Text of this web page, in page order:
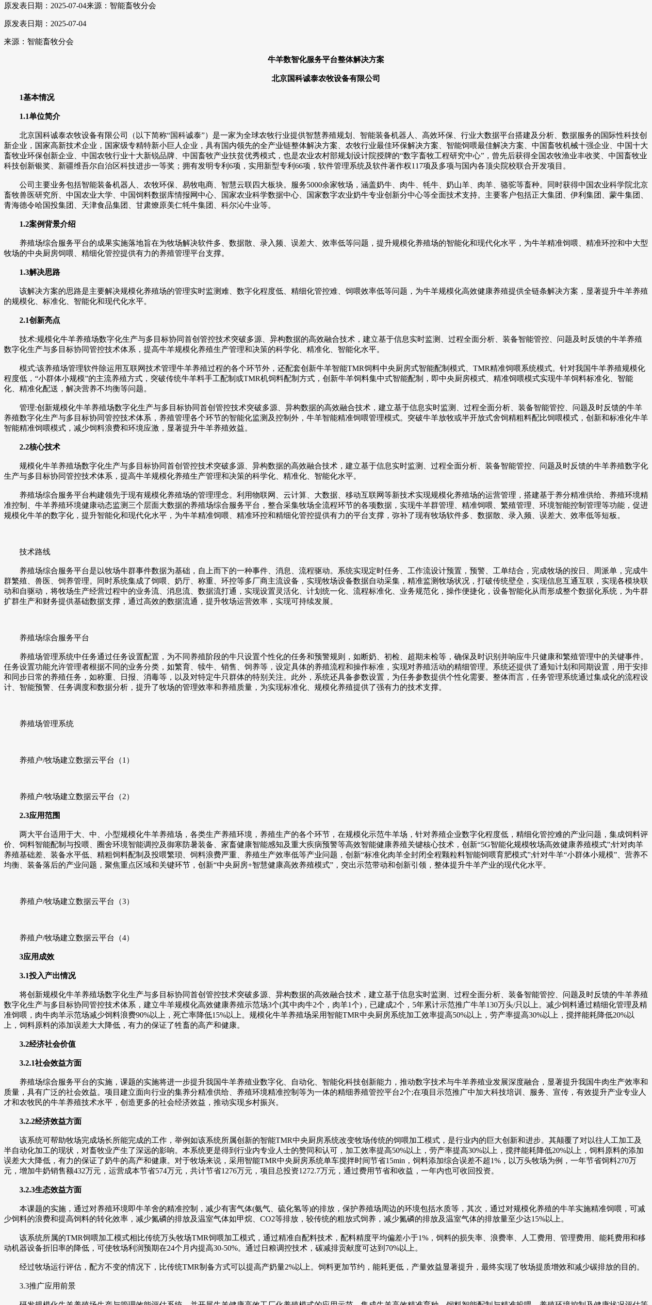
原发表日期：2025-07-04来源：智能畜牧分会
原发表日期：2025-07-04
来源：智能畜牧分会
牛羊数智化服务平台整体解决方案
北京国科诚泰农牧设备有限公司
1基本情况
1.1单位简介
北京国科诚泰农牧设备有限公司（以下简称“国科诚泰”）是一家为全球农牧行业提供智慧养殖规划、智能装备机器人、高效环保、行业大数据平台搭建及分析、数据服务的国际性科技创
新企业，国家高新技术企业，国家级专精特新小巨人企业，具有国内领先的全产业链整体解决方案、农牧行业最佳环保解决方案、智能饲喂最佳解决方案、中国畜牧机械十强企业、中国十大
畜牧业环保创新企业、中国农牧行业十大新锐品牌、中国畜牧产业扶贫优秀模式，也是农业农村部规划设计院授牌的“数字畜牧工程研究中心”，曾先后获得全国农牧渔业丰收奖、中国畜牧业
科技创新银奖、新疆维吾尔自治区科技进步一等奖；拥有发明专利6项，实用新型专利66项，软件管理系统及软件著作权117项及多项与国内各顶尖院校联合开发项目。
公司主要业务包括智能装备机器人、农牧环保、易牧电商、智慧云联四大板块。服务5000余家牧场，涵盖奶牛、肉牛、牦牛、奶山羊、肉羊、骆驼等畜种。同时获得中国农业科学院北京
畜牧兽医研究所、中国农业大学、中国饲料数据库情报网中心、国家农业科学数据中心、国家数字农业奶牛专业创新分中心等全面技术支持。主要客户包括正大集团、伊利集团、蒙牛集团、
青海德令哈国投集团、天津食品集团、甘肃燎原美仁牦牛集团、科尔沁牛业等。
1.2案例背景介绍
养殖场综合服务平台的成果实施落地旨在为牧场解决软件多、数据散、录入频、误差大、效率低等问题，提升规模化养殖场的智能化和现代化水平，为牛羊精准饲喂、精准环控和中大型
牧场的中央厨房饲喂、精细化管控提供有力的养殖管理平台支撑。
1.3解决思路
该解决方案的思路是主要解决规模化养殖场的管理实时监测难、数字化程度低、精细化管控难、饲喂效率低等问题，为牛羊规模化高效健康养殖提供全链条解决方案，显著提升牛羊养殖
的规模化、标准化、智能化和现代化水平。
2.1创新亮点
技术:规模化牛羊养殖场数字化生产与多目标协同首创管控技术突破多源、异构数据的高效融合技术，建立基于信息实时监测、过程全面分析、装备智能管控、问题及时反馈的牛羊养殖
数字化生产与多目标协同管控技术体系，提高牛羊规模化养殖生产管理和决策的科学化、精准化、智能化水平。
模式:该养殖场管理软件除运用互联网技术管理牛羊养殖过程的各个环节外，还配套创新牛羊智能TMR饲料中央厨房式智能配制模式、TMR精准饲喂系统模式。针对我国牛羊养殖规模化
程度低，“小群体小规模”的主流养殖方式，突破传统牛羊料手工配制或TMR机饲料配制方式，创新牛羊饲料集中式智能配制，即中央厨房模式、精准饲喂模式实现牛羊饲料标准化、智能
化、精准化配送，解决营养不均衡等问题。
管理:创新规模化牛羊养殖场数字化生产与多目标协同首创管控技术突破多源、异构数据的高效融合技术，建立基于信息实时监测、过程全面分析、装备智能管控、问题及时反馈的牛羊
养殖数字化生产与多目标协同管控技术体系，养殖管理各个环节的智能化监测及控制外，牛羊智能精准饲喂管理模式。突破牛羊放牧或半开放式舍饲精粗料配比饲喂模式，创新和标准化牛羊
智能精准饲喂模式，减少饲料浪费和环境应激，显著提升牛羊养殖效益。
2.2核心技术
规模化牛羊养殖场数字化生产与多目标协同首创管控技术突破多源、异构数据的高效融合技术，建立基于信息实时监测、过程全面分析、装备智能管控、问题及时反馈的牛羊养殖数字化
生产与多目标协同管控技术体系，提高牛羊规模化养殖生产管理和决策的科学化、精准化、智能化水平。
养殖场综合服务平台构建领先于现有规模化养殖场的管理理念。利用物联网、云计算、大数据、移动互联网等新技术实现规模化养殖场的运营管理，搭建基于养分精准供给、养殖环境精
准控制、牛羊养殖环境健康动态监测三个层面大数据的养殖场综合服务平台，整合采集牧场全流程环节的各项数据，实现牛羊群管理、精准饲喂、繁殖管理、环境智能控制管理等功能，促进
规模化牛羊的数字化，提升智能化和现代化水平，为牛羊精准饲喂、精准环控和精细化管控提供有力的平台支撑，弥补了现有牧场软件多、数据散、录入频、误差大、效率低等短板。
技术路线
养殖场综合服务平台是以牧场牛群事件数据为基础，自上而下的一种事件、消息、流程驱动。系统实现定时任务、工作流设计预置，预警、工单结合，完成牧场的按日、周派单，完成牛
群繁殖、兽医、饲养管理。同时系统集成了饲喂、奶厅、称重、环控等多厂商主流设备，实现牧场设备数据自动采集，精准监测牧场状况，打破传统壁垒，实现信息互通互联，实现各模块联
动和自驱动，将牧场生产经营过程中的业务流、消息流、数据流打通，实现设置灵活化、计划统一化、流程标准化、业务规范化，操作便捷化，设备智能化从而形成整个数据化系统，为牛群
扩群生产和财务提供基础数据支撑，通过高效的数据流通，提升牧场运营效率，实现可持续发展。
养殖场综合服务平台
养殖场管理系统中任务通过任务设置配置，为不同养殖阶段的牛只设置个性化的任务和预警规则，如断奶、初检、超期未检等，确保及时识别并响应牛只健康和繁殖管理中的关键事件。
任务设置功能允许管理者根据不同的业务分类，如繁育、犊牛、销售、饲养等，设定具体的养殖流程和操作标准，实现对养殖活动的精细管理。系统还提供了通知计划和同期设置，用于安排
和同步日常的养殖任务，如称重、日报、消毒等，以及对特定牛只群体的特别关注。此外，系统还具备参数设置，为任务参数提供个性化需要。整体而言，任务管理系统通过集成化的流程设
计、智能预警、任务调度和数据分析，提升了牧场的管理效率和养殖质量，为实现标准化、规模化养殖提供了强有力的技术支撑。
养殖场管理系统
养殖户/牧场建立数据云平台（1）
养殖户/牧场建立数据云平台（2）
2.3应用范围
两大平台适用于大、中、小型规模化牛羊养殖场，各类生产养殖环境，养殖生产的各个环节，在规模化示范牛羊场，针对养殖企业数字化程度低，精细化管控难的产业问题，集成饲料评
价、饲料智能配制与投喂、圈舍环境智能调控及御寒防暑装备、家畜健康智能感知及重大疾病预警等高效智能健康养殖关键核心技术，创新“5G智能化规模牧场高效健康养殖模式”;针对肉羊
养殖基础差、装备水平低、精粗饲料配制及投喂繁琐、饲料浪费严重、养殖生产效率低等产业问题，创新“标准化肉羊全封闭全程颗粒料智能饲喂育肥模式”;针对牛羊“小群体小规模”、营养不
均衡、装备落后的产业问题，聚焦重点区域和关键环节，创新“中央厨房+智慧健康高效养殖模式”，突出示范带动和创新引领，整体提升牛羊产业的现代化水平。
养殖户/牧场建立数据云平台（3）
养殖户/牧场建立数据云平台（4）
3应用成效
3.1投入产出情况
将创新规模化牛羊养殖场数字化生产与多目标协同首创管控技术突破多源、异构数据的高效融合技术，建立基于信息实时监测、过程全面分析、装备智能管控、问题及时反馈的牛羊养殖
数字化生产与多目标协同管控技术体系，建立牛羊规模化高效健康养殖示范场3个(其中肉牛2个，肉羊1个)，已建成2个，5年累计示范推广牛羊130万头/只以上。减少饲料通过精细化管理及精
准饲喂，肉牛肉羊示范场减少饲料浪费90%以上，死亡率降低15%以上。规模化牛羊养殖场采用智能TMR中央厨房系统加工效率提高50%以上，劳产率提高30%以上，搅拌能耗降低20%以
上，饲料原料的添加误差大大降低，有力的保证了牲畜的高产和健康。
3.2经济社会价值
3.2.1社会效益方面
养殖场综合服务平台的实施，课题的实施将进一步提升我国牛羊养殖业数字化、自动化、智能化科技创新能力，推动数字技术与牛羊养殖业发展深度融合，显著提升我国牛肉生产效率和
质量，具有广泛的社会效益。项目建立面向行业的集养分精准供给、养殖环境精准控制等为一体的精细养殖管控平台2个;在项目示范推广中加大科技培训、服务、宣传，有效提升产业专业人
才和农牧民的牛羊养殖技术水平，创造更多的社会经济效益，推动实现乡村振兴。
3.2.2经济效益方面
该系统可帮助牧场完成场长所能完成的工作，举例如该系统所属创新的智能TMR中央厨房系统改变牧场传统的饲喂加工模式，是行业内的巨大创新和进步。其颠覆了对以往人工加工及
半自动化加工的现状，对畜牧业产生了深远的影响。本系统更是得到行业内专业人士的赞同和认可，加工效率提高50%以上，劳产率提高30%以上，搅拌能耗降低20%以上，饲料原料的添加
误差大大降低，有力的保证了奶牛的高产和健康。对于牧场来说，采用智能TMR中央厨房系统单车搅拌时间节省15min，饲料添加综合误差不超1%，以万头牧场为例，一年节省饲料270万
元，增加牛奶销售额432万元，运营成本节省574万元，共计节省1276万元，项目总投资1272.7万元，通过费用节省和收益，一年内也可收回投资。
3.2.3生态效益方面
本课题的实施，通过对养殖环境即牛羊舍的精准控制，减少有害气体(氨气、硫化氢等)的排放，保护养殖场周边的环境包括水质等，其次，通过对规模化养殖的牛羊实施精准饲喂，可减
少饲料的浪费和提高饲料的转化效率，减少氮磷的排放及温室气体如甲烷、CO2等排放，较传统的粗放式饲养，减少氮磷的排放及温室气体的排放量至少达15%以上。
该系统所属的TMR饲喂加工模式相比传统万头牧场TMR饲喂加工模式，通过精准自配料技术，配料精度平均偏差小于1%，饲料的损失率、浪费率、人工费用、管理费用、能耗费用和移
动机器设备折旧率的降低，可使牧场利润预期在24个月内提高30-50%。通过日粮调控技术，碳减排贡献度可达到70%以上。
经过牧场运行评估，配方不变的情况下，比传统TMR制备方式可以提高产奶量2%以上。饲料更加节约，能耗更低，产量效益显著提升，最终实现了牧场提质增效和减少碳排放的目的。
3.3推广应用前景